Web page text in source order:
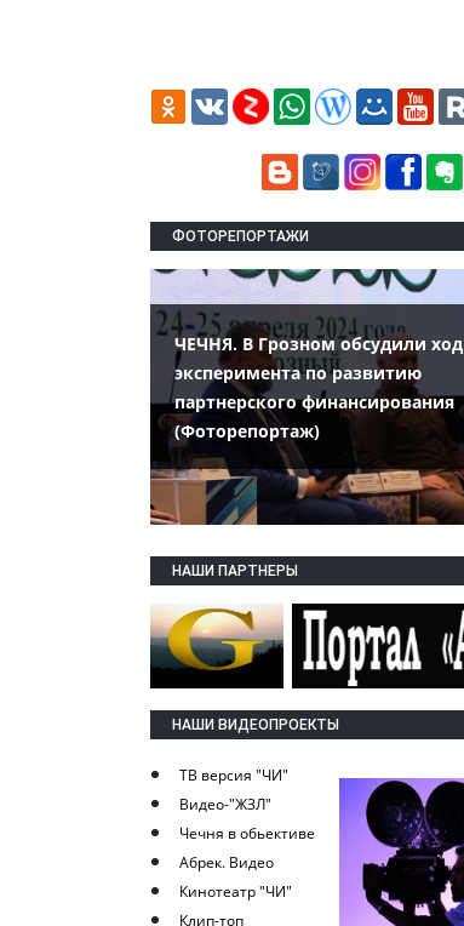
ФОТОРЕПОРТАЖИ
ЧЕЧНЯ. В Грозном обсудили ход
эксперимента по развитию
партнерского финансирования
(Фоторепортаж)
НАШИ ПАРТНЕРЫ
НАШИ ВИДЕОПРОЕКТЫ
ТВ версия "ЧИ"
Видео-"ЖЗЛ"
Чечня в обьективе
Абрек. Видео
Кинотеатр "ЧИ"
Клип-топ